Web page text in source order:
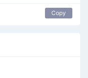
Copy